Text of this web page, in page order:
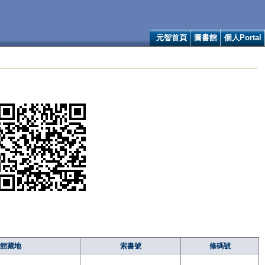
元智首頁 圖書館 個人Portal
館藏地 索書號 條碼號